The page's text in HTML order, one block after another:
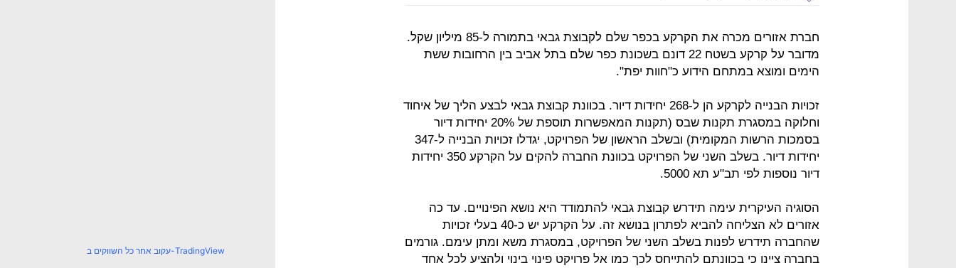
חברת אזורים מכרה את הקרקע בכפר שלם לקבוצת גבאי בתמורה ל-85 מיליון שקל.
מדובר על קרקע בשטח 22 דונם בשכונת כפר שלם בתל אביב בין הרחובות ששת
הימים ומוצא במתחם הידוע כ"חוות יפת".
זכויות הבנייה לקרקע הן ל-268 יחידות דיור. בכוונת קבוצת גבאי לבצע הליך של איחוד
וחלוקה במסגרת תקנות שבס (תקנות המאפשרות תוספת של 20% יחידות דיור
בסמכות הרשות המקומית) ובשלב הראשון של הפרויקט, יגדלו זכויות הבנייה ל-347
יחידות דיור. בשלב השני של הפרויקט בכוונת החברה להקים על הקרקע 350 יחידות
דיור נוספות לפי תב"ע תא 5000.
הסוגיה העיקרית עימה תידרש קבוצת גבאי להתמודד היא נושא הפינויים. עד כה
אזורים לא הצליחה להביא לפתרון בנושא זה. על הקרקע יש כ-40 בעלי זכויות
שהחברה תידרש לפנות בשלב השני של הפרויקט, במסגרת משא ומתן עימם. גורמים
בחברה ציינו כי בכוונתם להתייחס לכך כמו אל פרויקט פינוי בינוי ולהציע לכל אחד
עקוב אחר כל השווקים ב-TradingView